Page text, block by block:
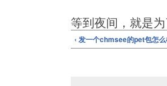
等到夜间，就是
‹ 发一个chmsee的pet包怎